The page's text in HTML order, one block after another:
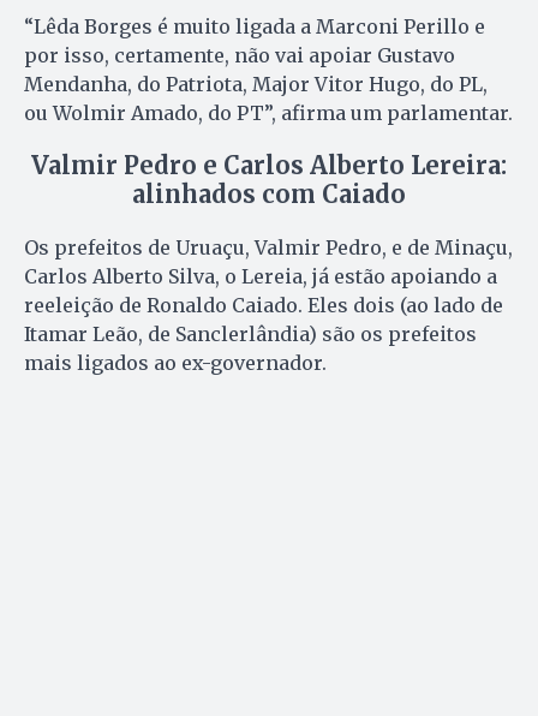
“Lêda Borges é muito ligada a Marconi Perillo e
por isso, certamente, não vai apoiar Gustavo
Mendanha, do Patriota, Major Vitor Hugo, do PL,
ou Wolmir Amado, do PT”, afirma um parlamentar.
Valmir Pedro e Carlos Alberto Lereira:
alinhados com Caiado
Os prefeitos de Uruaçu, Valmir Pedro, e de Minaçu,
Carlos Alberto Silva, o Lereia, já estão apoiando a
reeleição de Ronaldo Caiado. Eles dois (ao lado de
Itamar Leão, de Sanclerlândia) são os prefeitos
mais ligados ao ex-governador.